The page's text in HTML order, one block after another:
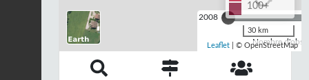
2008
Nombre
100+
30 km
Leaflet | © OpenStreetMap